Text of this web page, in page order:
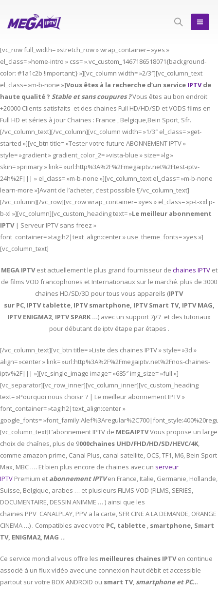
[vc_row full_width= »stretch_row » wrap_container= »yes »
el_class= »home-intro » css= ».vc_custom_1467186518071{background-
color: #1a1c2b !important;} »][vc_column width= »2/3″][vc_column_text
el_class= »m-b-none »]Vous êtes à la recherche d’un service IPTVde
haute qualité ? Stable et sans coupures ?Vous êtes au bon endroit
+20000 Clients satisfaits et des chaines Full HD/HD/SD et VODS films en
Full HD et séries à jour Chaines : France , Belgique,Bein Sport, Sfr.
[/vc_column_text][/vc_column][vc_column width= »1/3″ el_class= »get-
started »][vc_btn title= »Tester votre future ABONNEMENT IPTV »
style= »gradient » gradient_color_2= »vista-blue » size= »lg »
skin= »primary » link= »url:http%3A%2F%2Fmegaiptv.net%2Ftest-iptv-
24h%2F||| » el_class= »m-b-none »][vc_column_text el_class= »m-b-none
learn-more »]Avant de l’acheter, c’est possible ![/vc_column_text]
[/vc_column][/vc_row][vc_row wrap_container= »yes » el_class= »p-t-xxl p-
b-xl »][vc_column][vc_custom_heading text= »Le meilleur abonnement
IPTV | Serveur IPTV sans freez »
font_container= »tag:h2|text_align:center » use_theme_fonts= »yes »]
[vc_column_text]
MEGA IPTVest actuellement le plus grand fournisseur de chaines IPTVet
de films VOD francophones et Internationaux sur le marché. plus de 3000
chaines HD/SD/3D pour tous vous appareils (IPTV
sur PC, IPTVtablette, IPTVsmartphone, IPTV Smart TV, IPTV MAG,
IPTV ENIGMA2, IPTV SPARK …) avec un support 7j/7 et des tutoriaux
pour débutant de iptv étape par étapes .
[/vc_column_text][vc_btn title= »Liste des chaines IPTV » style= »3d »
align= »center » link= »url:http%3A%2F%2Fmegaiptv.net%2Fnos-chaines-
iptv%2F||| »][vc_single_image image= »685″ img_size= »full »]
[vc_separator][vc_row_inner][vc_column_inner][vc_custom_heading
text= »Pourquoi nous choisir ? | Le meilleur abonnement IPTV »
font_container= »tag:h2|text_align:center »
google_fonts=
[vc_column_text]L’abonnement IPTV de MEGAIPTVVous propose un large
choix de chaînes, plus de 9000chaines UHD/FHD/HD/SD/HEVC/4K,
comme amazon prime, Canal Plus, canal satellite, OCS, TF1, M6, Bein Sport
Max, MBC …. Et bien plus encore de chaines avec un serveur
IPTV Premium et abonnement IPTVen France, Italie, Germanie, Hollande,
Suisse, Belgique, arabes … et plusieurs FILMS VOD (FILMS, SERIES,
DOCUMENTAIRE, DESSIN ANIMME … ) ainsi que les
chaines PPV CANALPLAY, PPV a la carte, SFR CINE A LA DEMANDE, ORANGE
CINEMA …) . Compatibles avec votre PC, tablette , smartphone, Smart
TV, ENIGMA2, MAG ...
Ce service mondial vous offre les meilleures chaines IPTVen continue
associé à un flux vidéo avec une connexion haut débit et accessible
partout sur votre BOX ANDROID ou smart TV,smartphone et PC...